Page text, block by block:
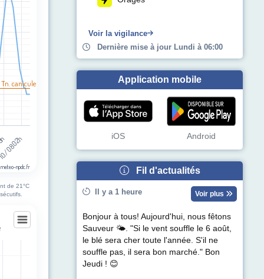
(°C). Data ranges from 19 to 37.
08 02h
meteo-npdc.fr
Tn. canicule
de 21°C
Voir la vigilance
Dernière mise à jour Lundi à 06:00
Application mobile
iOS Android
Fil d'actualités
Il y a 1 heure Voir plus
Bonjour à tous! Aujourd'hui, nous fêtons
Sauveur 🌤. "Si le vent souffle le 6 août,
le blé sera cher toute l'année. S'il ne
souffle pas, il sera bon marché." Bon
Jeudi ! 😊